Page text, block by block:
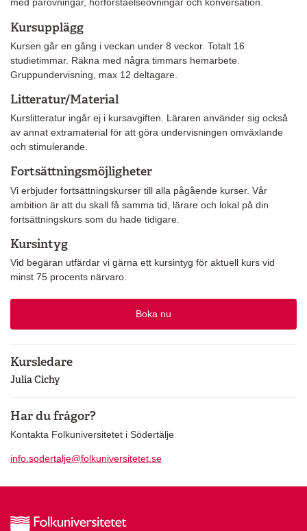
med parövningar, hörförståelseövningar och konversation.
Kursupplägg
Kursen går en gång i veckan under 8 veckor. Totalt 16
studietimmar. Räkna med några timmars hemarbete.
Gruppundervisning, max 12 deltagare.
Litteratur/Material
Kurslitteratur ingår ej i kursavgiften. Läraren använder sig också
av annat extramaterial för att göra undervisningen omväxlande
och stimulerande.
Fortsättningsmöjligheter
Vi erbjuder fortsättningskurser till alla pågående kurser. Vår
ambition är att du skall få samma tid, lärare och lokal på din
fortsättningskurs som du hade tidigare.
Kursintyg
Vid begäran utfärdar vi gärna ett kursintyg för aktuell kurs vid
minst 75 procents närvaro.
Boka nu
Kursledare
Julia Cichy
Har du frågor?
Kontakta Folkuniversitetet i Södertälje
info.sodertalje@folkuniversitetet.se